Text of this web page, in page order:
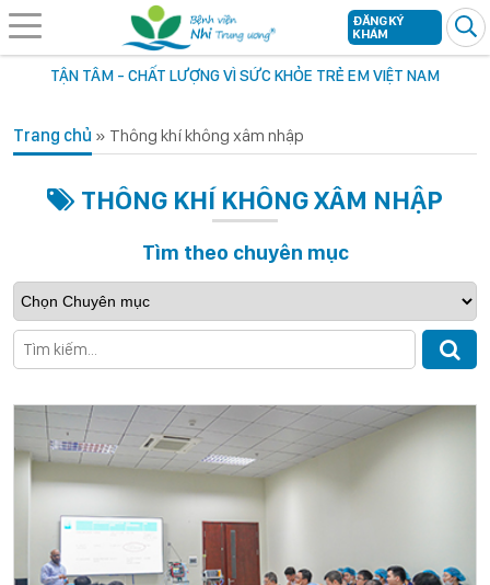
TẬN TÂM - CHẤT LƯỢNG VÌ SỨC KHỎE TRẺ EM VIỆT NAM
ĐĂNG KÝ
KHÁM
Trang chủ » Thông khí không xâm nhập
THÔNG KHÍ KHÔNG XÂM NHẬP
Tìm theo chuyên mục